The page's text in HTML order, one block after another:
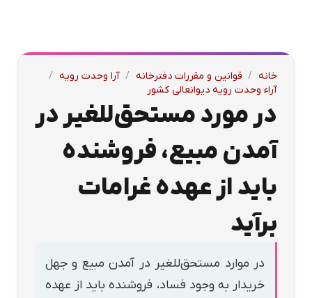
خانه / قوانین و مقررات دفترخانه / آرا وحدت رویه /
آراء وحدت رویه دیوانعالی کشور
در مورد مستحق‌للغیر در
آمدن مبیع، فروشنده
باید از عهده غرامات
برآید
در موارد مستحق‌للغیر در آمدن مبیع و جهل
خریدار به وجود فساد، فروشنده باید از عهده